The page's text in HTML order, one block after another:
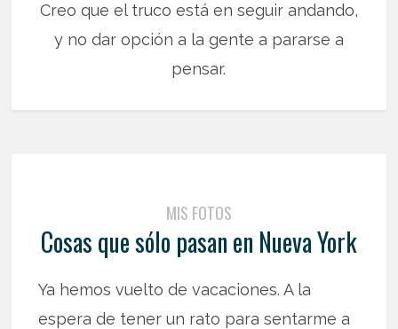
Creo que el truco está en seguir andando,
y no dar opción a la gente a pararse a
pensar.
MIS FOTOS
Cosas que sólo pasan en Nueva York
Ya hemos vuelto de vacaciones. A la
espera de tener un rato para sentarme a